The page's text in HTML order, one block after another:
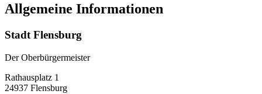
Allgemeine Informationen
Stadt Flensburg
Der Oberbürgermeister
Rathausplatz 1
24937 Flensburg